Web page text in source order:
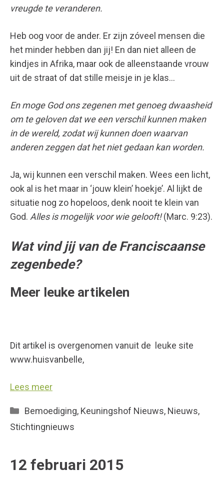
vreugde te veranderen.
Heb oog voor de ander. Er zijn zóveel mensen die
het minder hebben dan jij! En dan niet alleen de
kindjes in Afrika, maar ook de alleenstaande vrouw
uit de straat of dat stille meisje in je klas…
En moge God ons zegenen met genoeg dwaasheid
om te geloven dat we een verschil kunnen maken
in de wereld, zodat wij kunnen doen waarvan
anderen zeggen dat het niet gedaan kan worden.
Ja, wij kunnen een verschil maken. Wees een licht,
ook al is het maar in ‘jouw klein’ hoekje’. Al lijkt de
situatie nog zo hopeloos, denk nooit te klein van
God. Alles is mogelijk voor wie gelooft!(Marc. 9:23).
Wat vind jij van de Franciscaanse
zegenbede?
Meer leuke artikelen
Dit artikel is overgenomen vanuit de leuke site
www.huisvanbelle,
Lees meer
Categorieën
Bemoediging, Keuningshof Nieuws, Nieuws,
Stichtingnieuws
12 februari 2015